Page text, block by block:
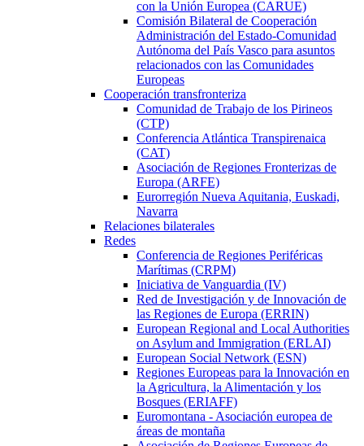
con la Unión Europea (CARUE)
Comisión Bilateral de Cooperación
Administración del Estado-Comunidad
Autónoma del País Vasco para asuntos
relacionados con las Comunidades
Europeas
Cooperación transfronteriza
Comunidad de Trabajo de los Pirineos
(CTP)
Conferencia Atlántica Transpirenaica
(CAT)
Asociación de Regiones Fronterizas de
Europa (ARFE)
Eurorregión Nueva Aquitania, Euskadi,
Navarra
Relaciones bilaterales
Redes
Conferencia de Regiones Periféricas
Marítimas (CRPM)
Iniciativa de Vanguardia (IV)
Red de Investigación y de Innovación de
las Regiones de Europa (ERRIN)
European Regional and Local Authorities
on Asylum and Immigration (ERLAI)
European Social Network (ESN)
Regiones Europeas para la Innovación en
la Agricultura, la Alimentación y los
Bosques (ERIAFF)
Euromontana - Asociación europea de
áreas de montaña